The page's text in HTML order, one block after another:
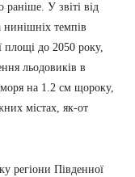
У звіті від
нинішніх темпів
площі до 2050 року,
льодовиків в
моря на 1.2 см щороку,
містах, як-от
регіони Південної